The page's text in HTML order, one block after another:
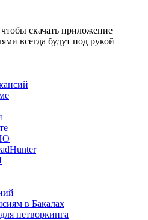
скачать приложение
всегда будут под рукой
в Бакалах
нетворкинга